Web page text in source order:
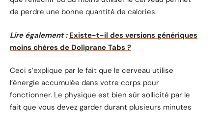
de perdre une bonne quantité de calories.
Lire également : Existe-t-il des versions génériques
moins chères de Doliprane Tabs ?
Ceci s’explique par le fait que le cerveau utilise
l’énergie accumulée dans votre corps pour
fonctionner. Le physique est bien sûr sollicité par le
fait que vous devez garder durant plusieurs minutes